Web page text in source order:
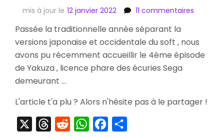
mis à jour le 12 janvier 2022 11 commentaires
4
/
Passée la traditionnelle année séparant la
versions japonaise et occidentale du soft , nous
avons pu récemment accueillir le 4ème épisode
de Yakuza , licence phare des écuries Sega
demeurant …
L'article t'a plu ? Alors n'hésite pas à le partager !
ThreadsRedditWhatsAppFacebook